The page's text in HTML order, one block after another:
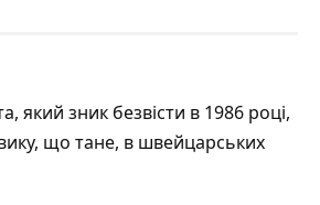
який зник безвісти в 1986 році,
що тане, в швейцарських